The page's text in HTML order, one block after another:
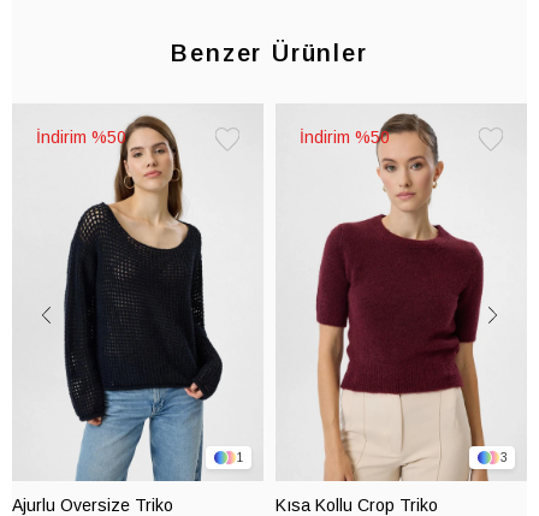
Benzer Ürünler
1
Ajurlu Oversize Triko
%50
3
Kısa Kollu Crop Triko
%50